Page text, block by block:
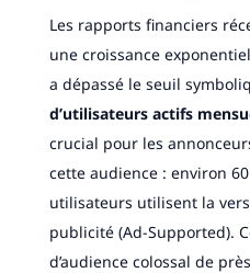
Les rapports financiers
une croissance
a dépassé le seuil
d’utilisateurs actifs
crucial pour les
cette audience : environ 60
utilisateurs utilisent la
publicité (Ad-Supported).
d’audience colossal de